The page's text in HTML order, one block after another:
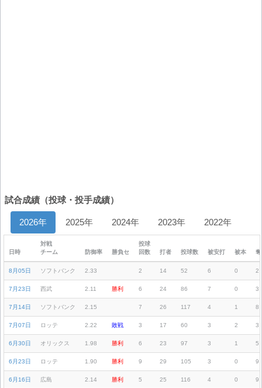
試合成績（投球・投手成績）
2026年 2025年 2024年 2023年 2022年
日時
対戦
チーム
防御率 勝負セ
投球
回数
打者 投球数 被安打 被本
8月05日 ソフトバンク 2.33 2 14 52 6 0 2
7月23日 西武 2.11 勝利 6 24 86 7 0 3
7月14日 ソフトバンク 2.15 7 26 117 4 1 8
7月07日 ロッテ 2.22 敗戦 3 17 60 3 2 3
6月30日 オリックス 1.98 勝利 6 23 97 3 1 5
6月23日 ロッテ 1.90 勝利 9 29 105 3 0 9
6月16日 広島 2.14 勝利 5 25 116 4 0 9